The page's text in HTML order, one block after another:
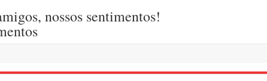
nossos sentimentos!